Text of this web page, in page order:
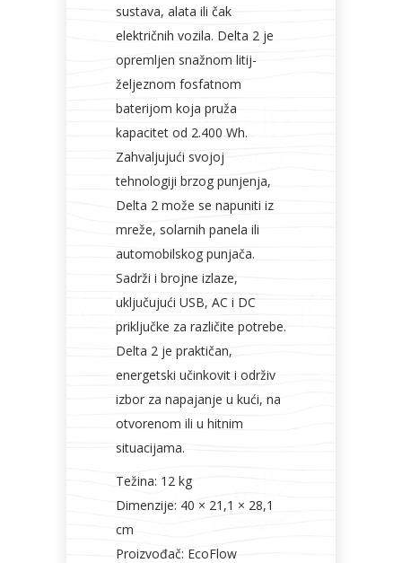
sustava, alata ili čak
električnih vozila. Delta 2 je
opremljen snažnom litij-
željeznom fosfatnom
baterijom koja pruža
kapacitet od 2.400 Wh.
Zahvaljujući svojoj
tehnologiji brzog punjenja,
Delta 2 može se napuniti iz
mreže, solarnih panela ili
automobilskog punjača.
Sadrži i brojne izlaze,
uključujući USB, AC i DC
priključke za različite potrebe.
Delta 2 je praktičan,
energetski učinkovit i održiv
izbor za napajanje u kući, na
otvorenom ili u hitnim
situacijama.
Težina: 12 kg
Dimenzije: 40 × 21,1 × 28,1
cm
Proizvođač: EcoFlow